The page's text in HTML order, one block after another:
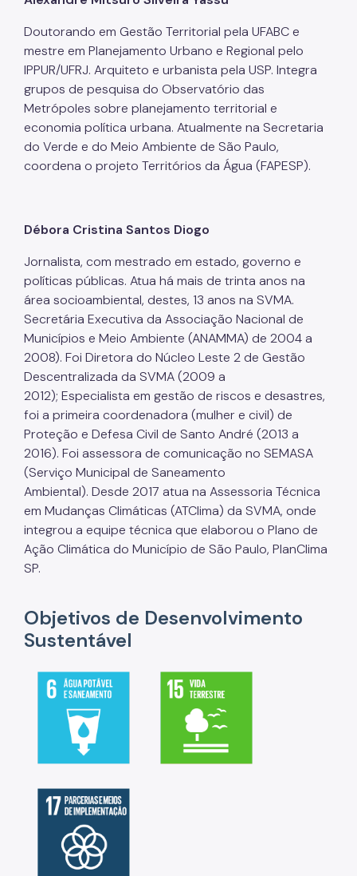
Doutorando em Gestão Territorial pela UFABC e
mestre em Planejamento Urbano e Regional pelo
IPPUR/UFRJ. Arquiteto e urbanista pela USP. Integra
grupos de pesquisa do Observatório das
Metrópoles sobre planejamento territorial e
economia política urbana. Atualmente na Secretaria
do Verde e do Meio Ambiente de São Paulo,
coordena o projeto Territórios da Água (FAPESP).
Débora Cristina Santos Diogo
Jornalista, com mestrado em estado, governo e
políticas públicas. Atua há mais de trinta anos na
área socioambiental, destes, 13 anos na SVMA.
Secretária Executiva da Associação Nacional de
Municípios e Meio Ambiente (ANAMMA) de 2004 a
2008). Foi Diretora do Núcleo Leste 2 de Gestão
Descentralizada da SVMA (2009 a
2012); Especialista em gestão de riscos e desastres,
foi a primeira coordenadora (mulher e civil) de
Proteção e Defesa Civil de Santo André (2013 a
2016). Foi assessora de comunicação no SEMASA
(Serviço Municipal de Saneamento
Ambiental). Desde 2017 atua na Assessoria Técnica
em Mudanças Climáticas (ATClima) da SVMA, onde
integrou a equipe técnica que elaborou o Plano de
Ação Climática do Município de São Paulo, PlanClima
SP.
Objetivos de Desenvolvimento
Sustentável